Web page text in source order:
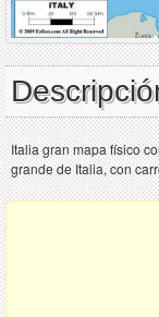
Italia gran mapa físico
grande de Italia, con